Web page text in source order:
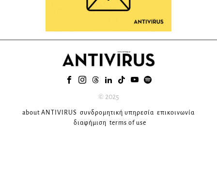
© 2025
about ANTIVIRUS συνδρομητική υπηρεσία επικοινωνία
διαφήμιση terms of use